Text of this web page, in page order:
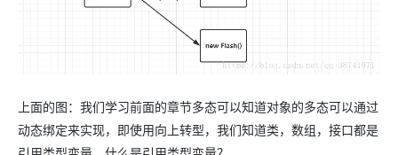
上面的图：我们学习前面的章节多态可以知道对象的多态可以通过
动态绑定来实现，即使用向上转型，我们知道类，数组，接口都是